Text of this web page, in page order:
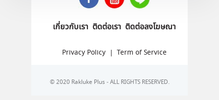
เกี่ยวกับเรา ติดต่อเรา ติดต่อลงโฆษณา
Privacy Policy | Term of Service
© 2020 Rakluke Plus - ALL RIGHTS RESERVED.